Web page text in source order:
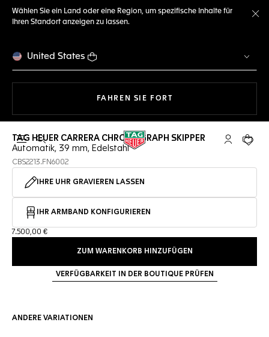
Wählen Sie ein Land oder eine Region, um spezifische Inhalte für
Ihren Standort anzeigen zu lassen.
United States
FAHREN SIE FORTMIT DER NAVIGATION
Suche öffnen My TAG
Ihr
TAG HEUER CARRERA CHRONOGRAPH SKIPPER
Automatik, 39 mm, Edelstahl
CBS2213.FN6002
IHRE UHR GRAVIEREN LASSEN
IHR ARMBAND KONFIGURIEREN
7.500,00 €
ZUM WARENKORB HINZUFÜGEN
VERFÜGBARKEIT IN DER BOUTIQUE PRÜFEN
ANDERE VARIATIONEN